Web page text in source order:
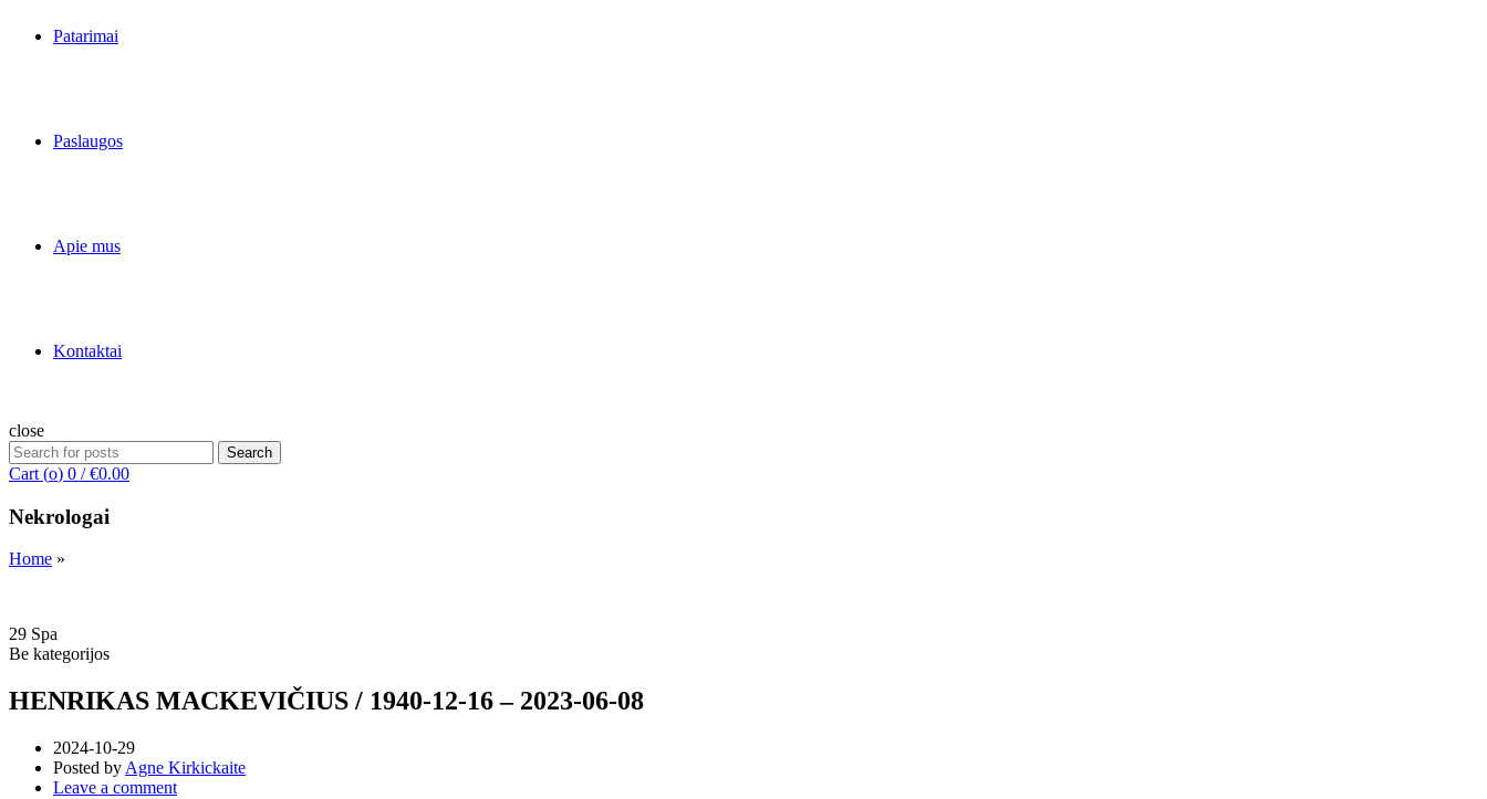
Patarimai
Paslaugos
Apie mus
Kontaktai
close
Search
for:
Search
Cart (o) 0 / €0.00
Nekrologai
Home »
29 Spa
Be kategorijos
HENRIKAS MACKEVIČIUS / 1940-12-16 – 2023-06-08
2024-10-29
Posted by Agne Kirkickaite
Leave a comment